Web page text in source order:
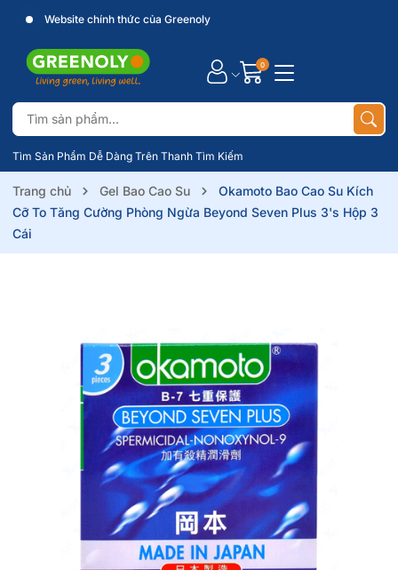
Website chính thức của Greenoly
Tìm Sản Phẩm Dễ Dàng Trên Thanh Tìm Kiếm
0
Trang chủ Gel Bao Cao Su
Okamoto Bao Cao Su Kích
Cỡ To Tăng Cường Phòng Ngừa Beyond Seven Plus 3's Hộp 3
Cái